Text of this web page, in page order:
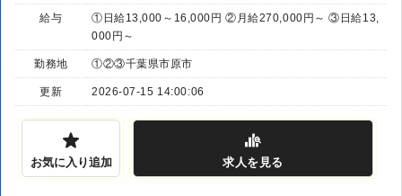
給与
①日給13,000～16,000円 ②月給270,000円～ ③日給13,
000円～
勤務地 ①②③千葉県市原市
更新 2026-07-15 14:00:06
お気に入り追加 求人 を見る